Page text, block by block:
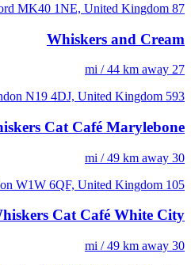
87 High St, Bedford MK40 1NE, United Kingdom
Whiskers and Cream
27 mi / 44 km away
593 Holloway Rd, Archway, London N19 4DJ, United Kingdom
Cat Café Marylebone
30 mi / 49 km away
105 Great Portland St, London W1W 6QF, United Kingdom
Cat Café White City
30 mi / 49 km away